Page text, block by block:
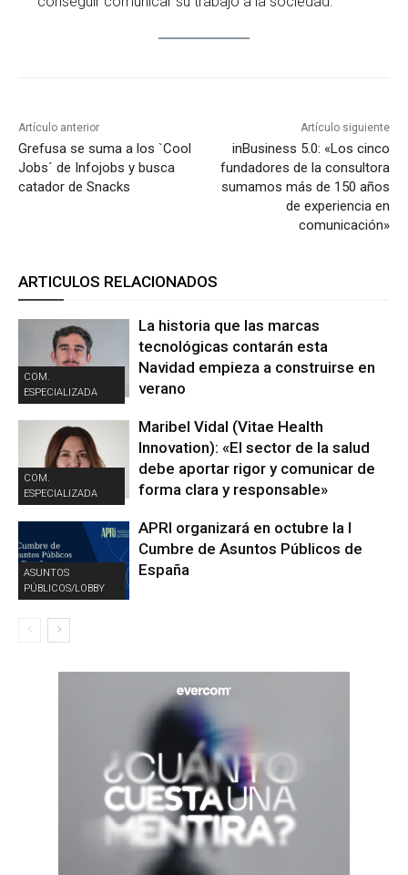
Artículo anterior
Grefusa se suma a los `Cool
Jobs´ de Infojobs y busca
catador de Snacks
Artículo siguiente
inBusiness 5.0: «Los cinco
fundadores de la consultora
sumamos más de 150 años
de experiencia en
comunicación»
ARTICULOS RELACIONADOS
COM.
ESPECIALIZADA
La historia que las marcas
tecnológicas contarán esta
Navidad empieza a construirse en
verano
COM.
ESPECIALIZADA
Maribel Vidal (Vitae Health
Innovation): «El sector de la salud
debe aportar rigor y comunicar de
forma clara y responsable»
ASUNTOS
PÚBLICOS/LOBBY
APRI organizará en octubre la I
Cumbre de Asuntos Públicos de
España